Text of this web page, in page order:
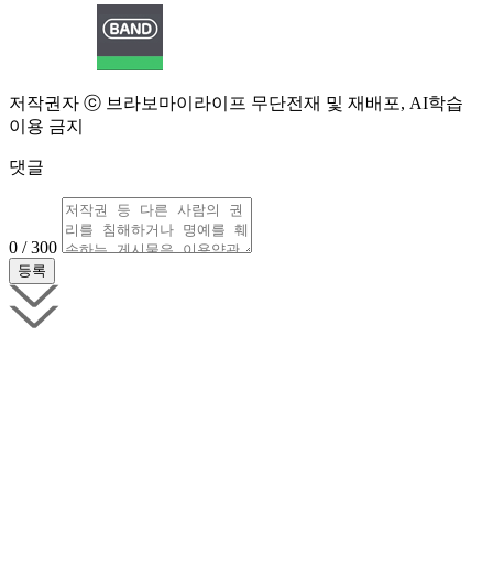
저작권자 ⓒ 브라보마이라이프 무단전재 및 재배포, AI학습
이용 금지
댓글
0 / 300